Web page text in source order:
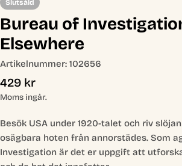
Slutsåld
Bureau of
Elsewhere
Artikelnummer: 102656
Ordinarie
pris
429 kr
Moms ingår.
Besök USA under 1920-talet och riv
osägbara hoten från annorstädes. Som
Investigation är det er uppgift att